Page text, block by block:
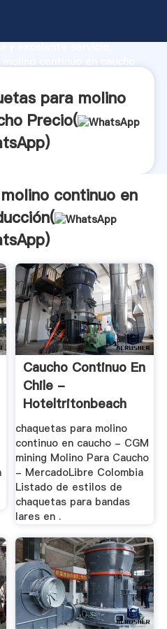
y excelente servicio,
para molino
Precio(
)
continuo en
)
Caucho Continuo En
Chile -
Hoteltritonbeach
chaquetas para molino
continuo en caucho - CGM
mining Molino Para Caucho
- MercadoLibre Colombia
Listado de estilos de
chaquetas para bandas
lares en .